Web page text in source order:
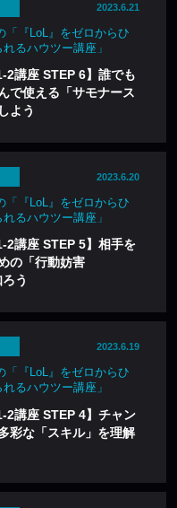
2023.6.21
「『LoL』をゼロからひ
るハウツー講座」
2講座 STEP 6】誰でも
で使える「サモナース
よう
2023.6.20
「『LoL』をゼロからひ
るハウツー講座」
2講座 STEP 5】相手を
の「行動妨害
う
2023.6.19
「『LoL』をゼロからひ
るハウツー講座」
2講座 STEP 4】チャン
彩な「スキル」を理解